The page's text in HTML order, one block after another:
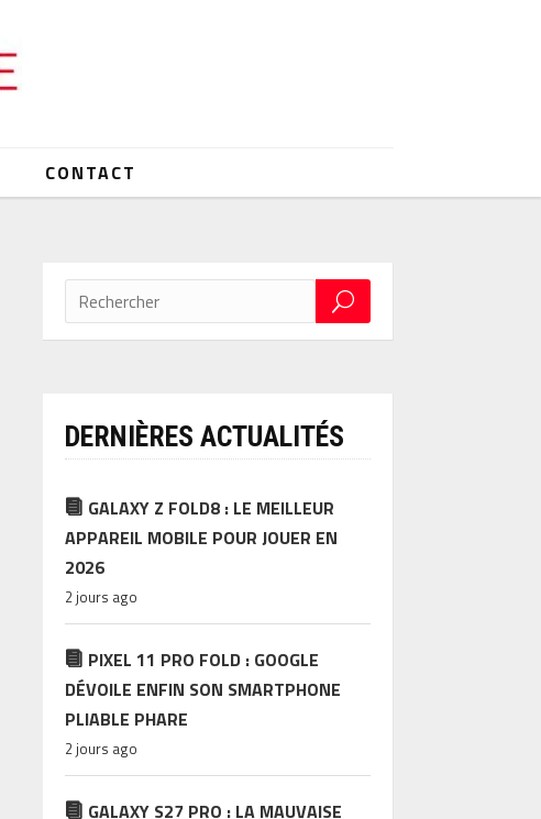
CONTACT
DERNIÈRES ACTUALITÉS
GALAXY Z FOLD8 : LE MEILLEUR
APPAREIL MOBILE POUR JOUER EN
2026
2 jours ago
PIXEL 11 PRO FOLD : GOOGLE
DÉVOILE ENFIN SON SMARTPHONE
PLIABLE PHARE
2 jours ago
GALAXY S27 PRO : LA MAUVAISE